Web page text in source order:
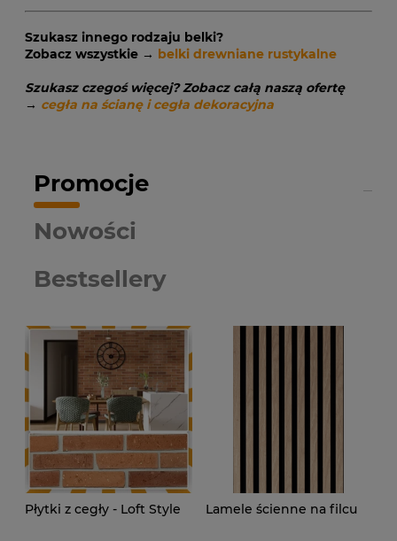
Szukasz innego rodzaju belki?
Zobacz wszystkie → belki drewniane rustykalne
Szukasz czegoś więcej? Zobacz całą naszą ofertę
→ cegła na ścianę i cegła dekoracyjna
Promocje
Nowości
Bestsellery
Płytki z cegły - Loft Style Lamele ścienne na filcu